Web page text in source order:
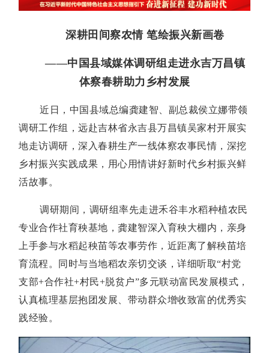
深耕田间察农情 笔绘振兴新画卷
——中国县域媒体调研组走进永吉万昌镇
体察春耕助力乡村发展
近日，中国县域总编龚建智、副总裁侯立娜带领
调研工作组，远赴吉林省永吉县万昌镇吴家村开展实
地走访调研，深入春耕生产一线体察农事民情，深挖
乡村振兴实践成果，用心用情讲好新时代乡村振兴鲜
活故事。
调研期间，调研组率先走进禾谷丰水稻种植农民
专业合作社育秧基地，龚建智深入育秧大棚内，亲身
上手参与水稻起秧苗等农事劳作，近距离了解秧苗培
育流程。同时与当地稻农亲切交谈，详细听取“村党
支部+合作社+村民+脱贫户”多元联动富民发展模式，
认真梳理基层抱团发展、带动群众增收致富的优秀实
践经验。